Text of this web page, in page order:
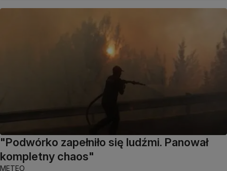
"Podwórko zapełniło się ludźmi. Panował
kompletny chaos"
METEO